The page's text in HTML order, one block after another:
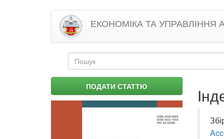
ЕКОНОМІКА ТА УПРАВЛІННЯ
Пошукова
форма
ПОДАТИ СТАТТЮ